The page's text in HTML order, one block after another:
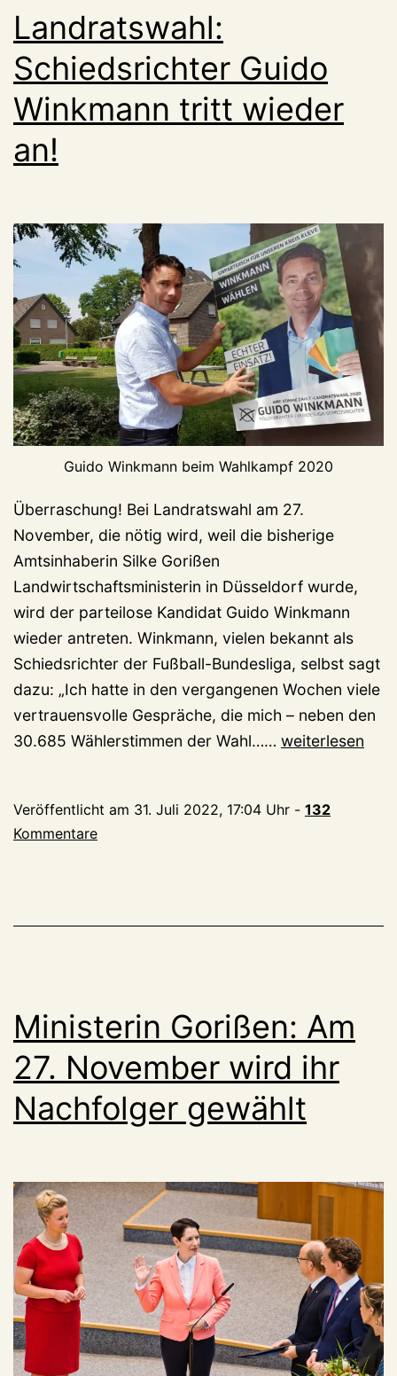
Landratskandidaten
Landratswahl:
Schiedsrichter Guido
Winkmann tritt wieder
an!
Guido Winkmann beim Wahlkampf 2020
Überraschung! Bei Landratswahl am 27.
November, die nötig wird, weil die bisherige
Amtsinhaberin Silke Gorißen
Landwirtschaftsministerin in Düsseldorf wurde,
wird der parteilose Kandidat Guido Winkmann
wieder antreten. Winkmann, vielen bekannt als
Schiedsrichter der Fußball-Bundesliga, selbst sagt
dazu: „Ich hatte in den vergangenen Wochen viele
vertrauensvolle Gespräche, die mich – neben den
30.685 Wählerstimmen der Wahl…… Landratswahl:
Winkmann
weiterlesen
Veröffentlicht am 31. Juli 2022, 17:04 Uhr - 132
Kommentare
Ministerin Gorißen: Am
27. November wird ihr
Nachfolger gewählt